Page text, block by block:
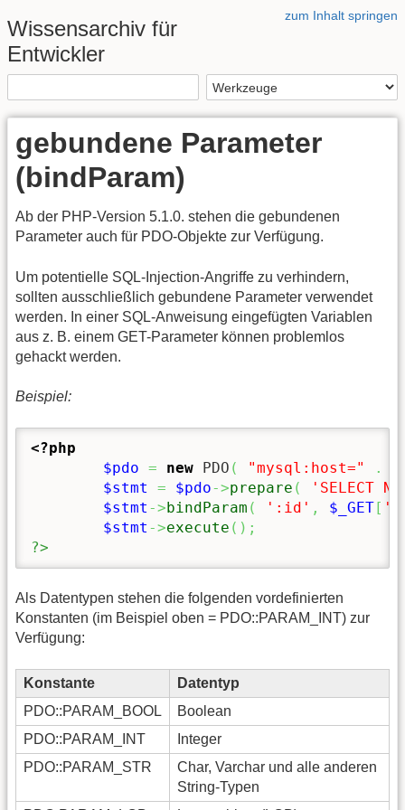
zum Inhalt springen
Wissensarchiv für
Entwickler
gebundene Parameter
(bindParam)
Ab der PHP-Version 5.1.0. stehen die gebundenen
Parameter auch für PDO-Objekte zur Verfügung.
Um potentielle SQL-Injection-Angriffe zu verhindern,
sollten ausschließlich gebundene Parameter verwendet
werden. In einer SQL-Anweisung eingefügten Variablen
aus z. B. einem GET-Parameter können problemlos
gehackt werden.
Beispiel:
<?php
$pdo = new PDO ( "mysql:host=" .
$stmt
= $pdo->prepare (
'SELECT
$stmt ->bindParam ( ':id' , $_GET[
$stmt ->execute ( ) ;
?>
Als Datentypen stehen die folgenden vordefinierten
Konstanten (im Beispiel oben = PDO::PARAM_INT) zur
Verfügung:
Konstante
Datentyp
PDO::PARAM_BOOL
Boolean
PDO::PARAM_INT
Integer
PDO::PARAM_STR
Char, Varchar und alle anderen
String-Typen